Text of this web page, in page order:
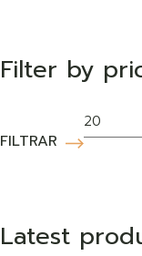
Filter by
FILTRAR
Latest